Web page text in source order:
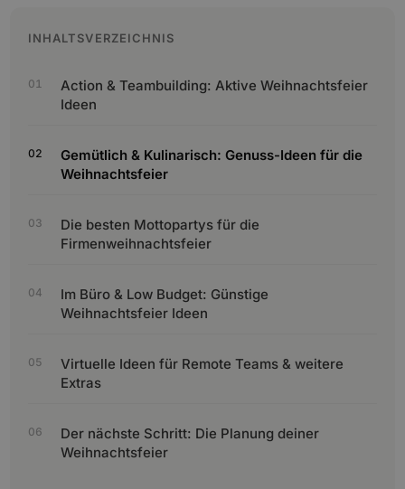
INHALTSVERZEICHNIS
Action & Teambuilding: Aktive Weihnachtsfeier
Ideen
Gemütlich & Kulinarisch: Genuss-Ideen für die
Weihnachtsfeier
Die besten Mottopartys für die
Firmenweihnachtsfeier
Im Büro & Low Budget: Günstige
Weihnachtsfeier Ideen
Virtuelle Ideen für Remote Teams & weitere
Extras
Der nächste Schritt: Die Planung deiner
Weihnachtsfeier